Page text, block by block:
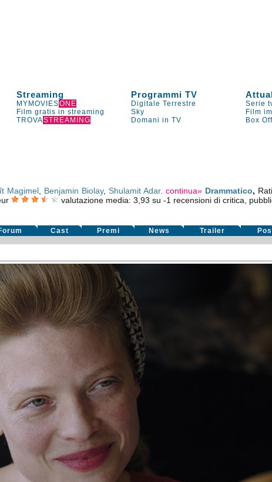
Streaming Programmi TV
MYMOVIESONE Digitale Terrestre Serie
Film gratis in streaming Sky Film
TROVASTREAMING Domani in TV Box
Magimel, Benjamin Biolay, Shulamit Adar. continua» Drammatico,
valutazione media: 3,93 su -1 recensioni di critica,
Cast Premi News Trailer